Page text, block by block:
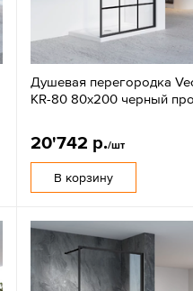
Душевая перегородка
KR-80 80х200 черный
20'742 р./шт
В корзину